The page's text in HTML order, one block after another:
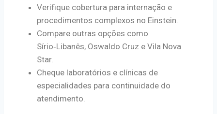
Verifique cobertura para internação e
procedimentos complexos no Einstein.
Compare outras opções como
Sírio‑Libanês, Oswaldo Cruz e Vila Nova
Star.
Cheque laboratórios e clínicas de
especialidades para continuidade do
atendimento.